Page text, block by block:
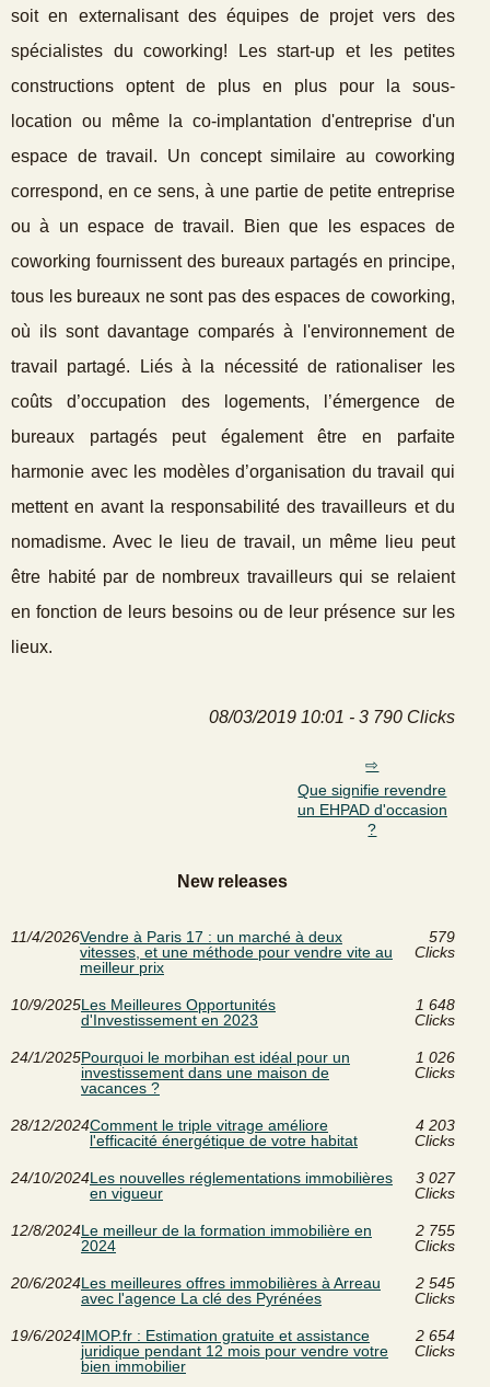
soit en externalisant des équipes de projet vers des
spécialistes du coworking! Les start-up et les petites
constructions optent de plus en plus pour la sous-
location ou même la co-implantation d'entreprise d'un
espace de travail. Un concept similaire au coworking
correspond, en ce sens, à une partie de petite entreprise
ou à un espace de travail. Bien que les espaces de
coworking fournissent des bureaux partagés en principe,
tous les bureaux ne sont pas des espaces de coworking,
où ils sont davantage comparés à l'environnement de
travail partagé. Liés à la nécessité de rationaliser les
coûts d’occupation des logements, l’émergence de
bureaux partagés peut également être en parfaite
harmonie avec les modèles d’organisation du travail qui
mettent en avant la responsabilité des travailleurs et du
nomadisme. Avec le lieu de travail, un même lieu peut
être habité par de nombreux travailleurs qui se relaient
en fonction de leurs besoins ou de leur présence sur les
lieux.
08/03/2019 10:01 - 3 790 Clicks
Que signifie revendre
un EHPAD d'occasion
?
New releases
11/4/2026Vendre à Paris 17 : un marché à deux
vitesses, et une méthode pour vendre vite au
meilleur prix
579
Clicks
10/9/2025Les Meilleures Opportunités
d'Investissement en 2023
1 648
Clicks
24/1/2025Pourquoi le morbihan est idéal pour un
investissement dans une maison de
vacances ?
1 026
Clicks
28/12/2024Comment le triple vitrage améliore
l'efficacité énergétique de votre habitat
4 203
Clicks
24/10/2024Les nouvelles réglementations immobilières
en vigueur
3 027
Clicks
12/8/2024Le meilleur de la formation immobilière en
2024
2 755
Clicks
20/6/2024Les meilleures offres immobilières à Arreau
avec l'agence La clé des Pyrénées
2 545
Clicks
19/6/2024IMOP.fr : Estimation gratuite et assistance
juridique pendant 12 mois pour vendre votre
bien immobilier
2 654
Clicks